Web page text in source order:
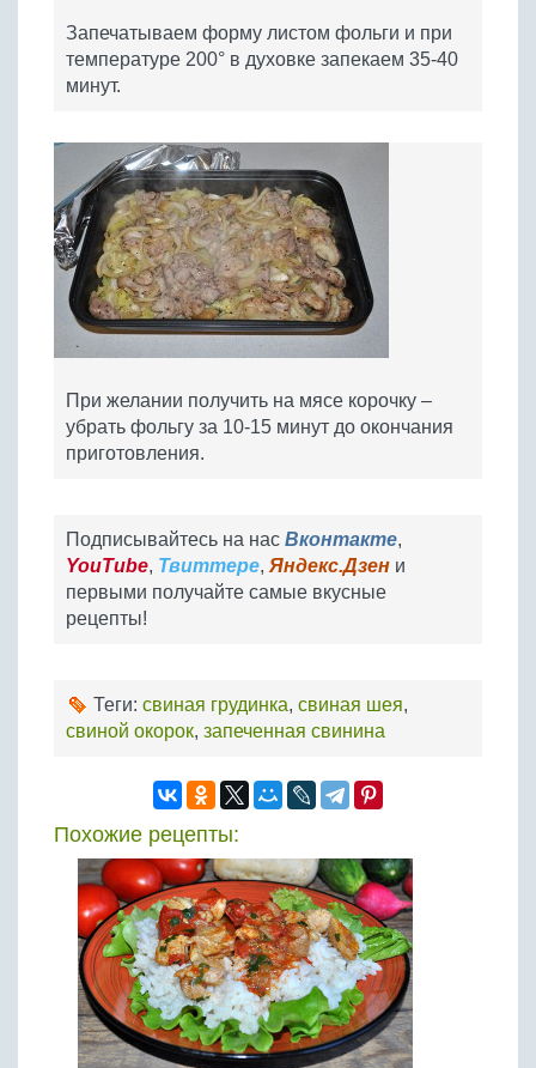
Запечатываем форму листом фольги и при
температуре 200° в духовке запекаем 35-40
минут.
При желании получить на мясе корочку –
убрать фольгу за 10-15 минут до окончания
приготовления.
Подписывайтесь на нас Вконтакте,
YouTube, Твиттере, Яндекс.Дзен и
первыми получайте самые вкусные
рецепты!
Теги: свиная грудинка, свиная шея,
свиной окорок, запеченная свинина
Похожие рецепты: